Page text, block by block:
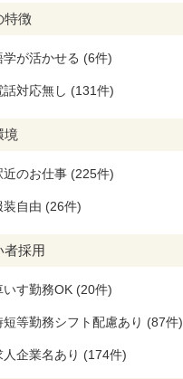
特徴
学が活かせる (6件)
話対応無し (131件)
境
近のお仕事 (225件)
装自由 (26件)
者採用
いす勤務OK (20件)
短等勤務シフト配慮あり (87件)
人企業名あり (174件)